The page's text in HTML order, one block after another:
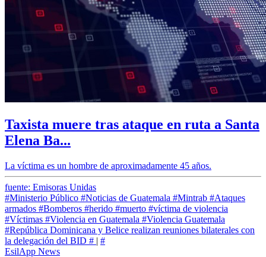
Taxista muere tras ataque en ruta a Santa
Elena Ba...
La víctima es un hombre de aproximadamente 45 años.
fuente: Emisoras Unidas
#Ministerio Público #Noticias de Guatemala #Mintrab #Ataques
armados #Bomberos #herido #muerto #víctima de violencia
#Víctimas #Violencia en Guatemala #Violencia Guatemala
#República Dominicana y Belice realizan reuniones bilaterales con
la delegación del BID # | #
EsilApp News